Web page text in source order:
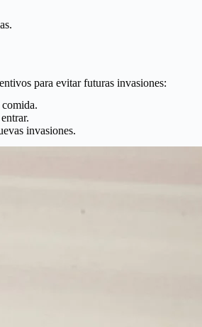
para evitar futuras invasiones:
invasiones.